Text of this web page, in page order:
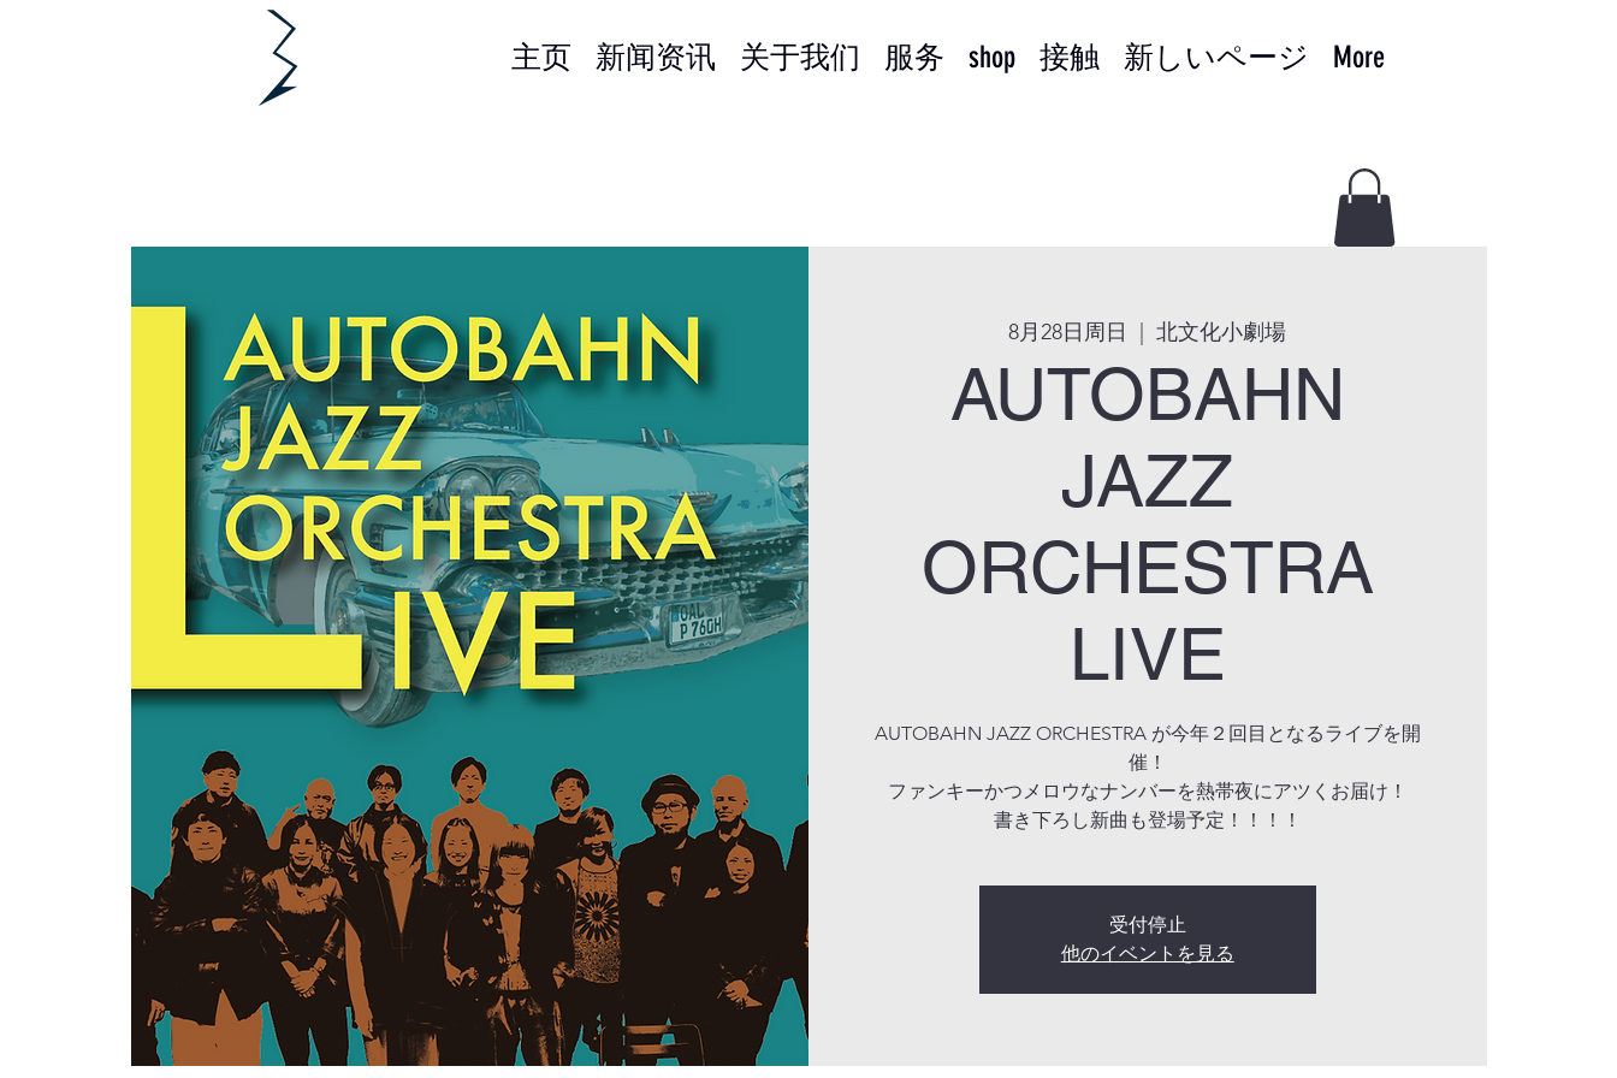
主页 新闻资讯 关于我们 服务 shop 接触 新しいページ More
8月28日周日
  |
北文化小劇場
AUTOBAHN
JAZZ
ORCHESTRA
LIVE
AUTOBAHN JAZZ ORCHESTRA が今年２回目となるライブを開
催！
ファンキーかつメロウなナンバーを熱帯夜にアツくお届け！
書き下ろし新曲も登場予定！！！！
受付停止
他のイベントを見る